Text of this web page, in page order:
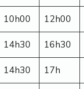
10h00 12h00
14h30 16h30
14h30 17h